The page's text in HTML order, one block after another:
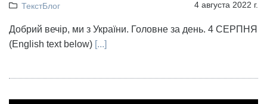
ТекстБлог 4 августа 2022 г.
Добрий вечір, ми з України. Головне за день. 4 СЕРПНЯ
(English text below) [...]